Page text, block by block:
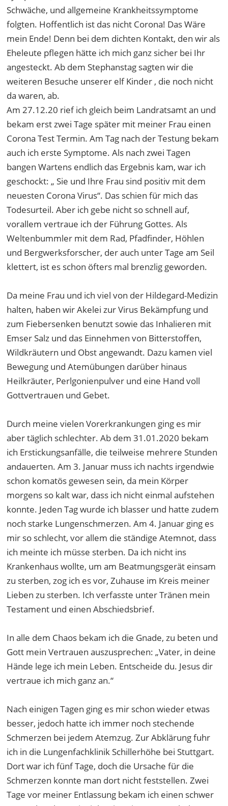
Schwäche, und allgemeine Krankheitssymptome
folgten. Hoffentlich ist das nicht Corona! Das Wäre
mein Ende! Denn bei dem dichten Kontakt, den wir als
Eheleute pflegen hätte ich mich ganz sicher bei Ihr
angesteckt. Ab dem Stephanstag sagten wir die
weiteren Besuche unserer elf Kinder , die noch nicht
da waren, ab.
Am 27.12.20 rief ich gleich beim Landratsamt an und
bekam erst zwei Tage später mit meiner Frau einen
Corona Test Termin. Am Tag nach der Testung bekam
auch ich erste Symptome. Als nach zwei Tagen
bangen Wartens endlich das Ergebnis kam, war ich
geschockt: „ Sie und Ihre Frau sind positiv mit dem
neuesten Corona Virus“. Das schien für mich das
Todesurteil. Aber ich gebe nicht so schnell auf,
vorallem vertraue ich der Führung Gottes. Als
Weltenbummler mit dem Rad, Pfadfinder, Höhlen
und Bergwerksforscher, der auch unter Tage am Seil
klettert, ist es schon öfters mal brenzlig geworden.
Da meine Frau und ich viel von der Hildegard-Medizin
halten, haben wir Akelei zur Virus Bekämpfung und
zum Fiebersenken benutzt sowie das Inhalieren mit
Emser Salz und das Einnehmen von Bitterstoffen,
Wildkräutern und Obst angewandt. Dazu kamen viel
Bewegung und Atemübungen darüber hinaus
Heilkräuter, Perlgonienpulver und eine Hand voll
Gottvertrauen und Gebet.
Durch meine vielen Vorerkrankungen ging es mir
aber täglich schlechter. Ab dem 31.01.2020 bekam
ich Erstickungsanfälle, die teilweise mehrere Stunden
andauerten. Am 3. Januar muss ich nachts irgendwie
schon komatös gewesen sein, da mein Körper
morgens so kalt war, dass ich nicht einmal aufstehen
konnte. Jeden Tag wurde ich blasser und hatte zudem
noch starke Lungenschmerzen. Am 4. Januar ging es
mir so schlecht, vor allem die ständige Atemnot, dass
ich meinte ich müsse sterben. Da ich nicht ins
Krankenhaus wollte, um am Beatmungsgerät einsam
zu sterben, zog ich es vor, Zuhause im Kreis meiner
Lieben zu sterben. Ich verfasste unter Tränen mein
Testament und einen Abschiedsbrief.
In alle dem Chaos bekam ich die Gnade, zu beten und
Gott mein Vertrauen auszusprechen: „Vater, in deine
Hände lege ich mein Leben. Entscheide du. Jesus dir
vertraue ich mich ganz an.“
Nach einigen Tagen ging es mir schon wieder etwas
besser, jedoch hatte ich immer noch stechende
Schmerzen bei jedem Atemzug. Zur Abklärung fuhr
ich in die Lungenfachklinik Schillerhöhe bei Stuttgart.
Dort war ich fünf Tage, doch die Ursache für die
Schmerzen konnte man dort nicht feststellen. Zwei
Tage vor meiner Entlassung bekam ich einen schwer